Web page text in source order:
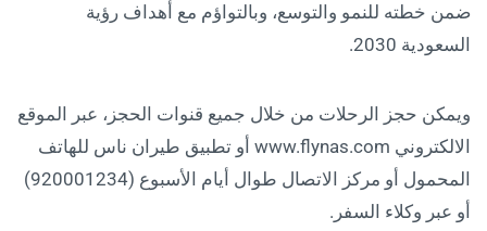
ضمن خطته للنمو والتوسع، وبالتواؤم مع أهداف رؤية
السعودية 2030.
ويمكن حجز الرحلات من خلال جميع قنوات الحجز، عبر الموقع
اﻻلكتروني www.flynas.com أو تطبيق طيران ناس للهاتف
المحمول أو مركز الاتصال طوال أيام الأسبوع (920001234)
أو عبر وكلاء السفر.